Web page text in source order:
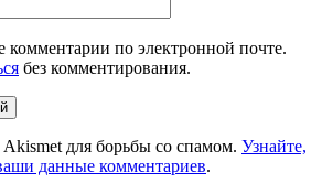
комментарии по электронной почте.
без комментирования.
Akismet для борьбы со спамом. Узнайте,
данные комментариев.